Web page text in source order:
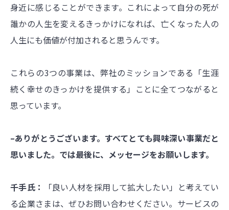
身近に感じることができます。これによって自分の死が
誰かの人生を変えるきっかけになれば、亡くなった人の
人生にも価値が付加されると思うんです。
これらの3つの事業は、弊社のミッションである「生涯
続く幸せのきっかけを提供する」ことに全てつながると
思っています。
–ありがとうございます。すべてとても興味深い事業だと
思いました。では最後に、メッセージをお願いします。
千手氏：
「良い人材を採用して拡大したい」と考えてい
る企業さまは、ぜひお問い合わせください。サービスの